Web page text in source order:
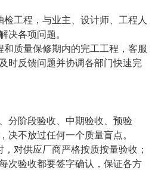
工程，与业主、设计师、工程人
决各项问题。
质量保修期内的完工工程，客服
时反馈问题并协调各部门快速完
分阶段验收、中期验收、预验
决不放过任何一个质量盲点。
对供应厂商严格按质按量验收；
次验收都要签字确认，保证各方